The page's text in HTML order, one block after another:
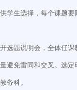
学生选择，每个课题
选题说明会，全体任
免雷同和交叉。选
务科。